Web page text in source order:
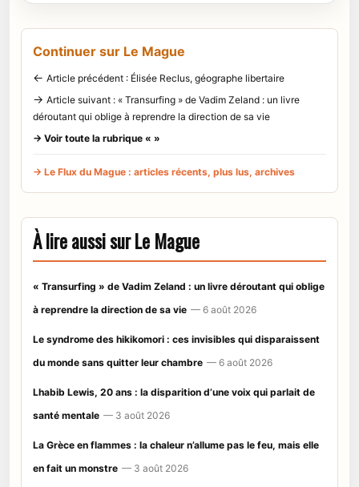
Continuer sur Le Mague
← Article précédent : Élisée Reclus, géographe libertaire
→ Article suivant : « Transurfing » de Vadim Zeland : un livre
déroutant qui oblige à reprendre la direction de sa vie
→ Voir toute la rubrique « »
→ Le Flux du Mague : articles récents, plus lus, archives
À lire aussi sur Le Mague
« Transurfing » de Vadim Zeland : un livre déroutant qui oblige
à reprendre la direction de sa vie — 6 août 2026
Le syndrome des hikikomori : ces invisibles qui disparaissent
du monde sans quitter leur chambre — 6 août 2026
Lhabib Lewis, 20 ans : la disparition d’une voix qui parlait de
santé mentale — 3 août 2026
La Grèce en flammes : la chaleur n’allume pas le feu, mais elle
en fait un monstre — 3 août 2026